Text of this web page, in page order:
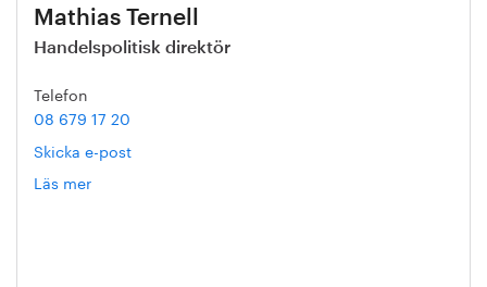
Mathias Ternell
Handelspolitisk direktör
Telefon
08 679 17 20
Skicka e-post
Läs mer